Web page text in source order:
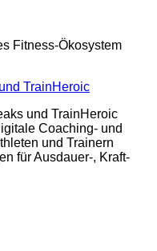
Fitness-Ökosystem
TrainHeroic
und TrainHeroic
Coaching- und
und Trainern
für Ausdauer-, Kraft-